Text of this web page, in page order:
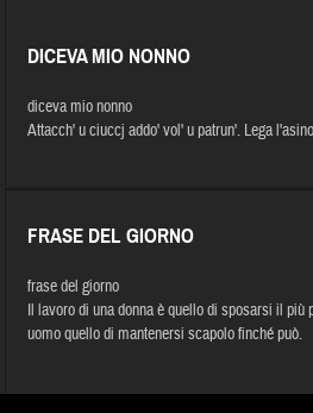
DICEVA MIO NONNO
diceva mio nonno
Attacch' u ciuccj addo' vol' u patrun'. Lega
FRASE DEL GIORNO
frase del giorno
Il lavoro di una donna è quello di sposarsi il più
uomo quello di mantenersi scapolo finché può.